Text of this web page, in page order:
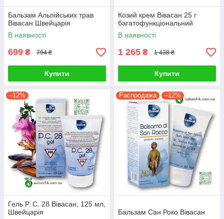
Бальзам Альпійських трав
Вівасан Швейцарія
В наявності
699 ₴ 794 ₴
Купити
Козий крем Вівасан 25 г
багатофункціональний
В наявності
1 265 ₴ 1 438 ₴
Купити
–12%
Гель P. C. 28 Вівасан, 125 мл,
Швейцарія
Распродажа –12%
Бальзам Сан Роко Вівасан